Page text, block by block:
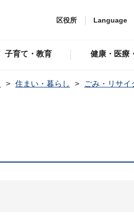
区役所 Language
子育て・教育 健康・医療
住まい・暮らし ごみ・リサイ